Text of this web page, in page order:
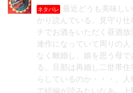
ネタバレ
最近どうも美味し
かり読んでいる。見守り
チでお酒をいただく昼酒放
連作になっていて周りの
なく離婚し、娘を思う母で
る。旦那は再婚し二世帯
らしているのか・・・。
で続編が読みたいなあ。